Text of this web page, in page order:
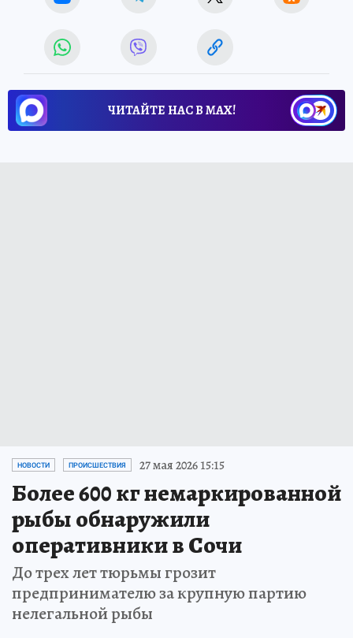
ЧИТАЙТЕ НАС В МАХ!
НОВОСТИ ПРОИСШЕСТВИЯ 27 мая 2026 15:15
Более 600 кг немаркированной
рыбы обнаружили
оперативники в Сочи
До трех лет тюрьмы грозит
предпринимателю за крупную партию
нелегальной рыбы